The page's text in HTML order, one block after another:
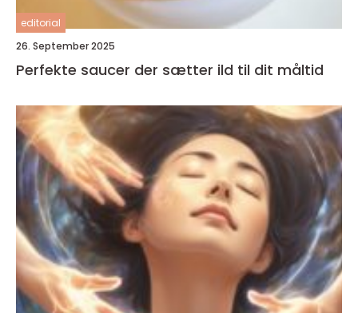
editorial
26. September 2025
Perfekte saucer der sætter ild til dit måltid